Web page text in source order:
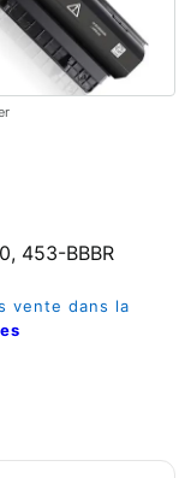
453-BBBR
vente dans la